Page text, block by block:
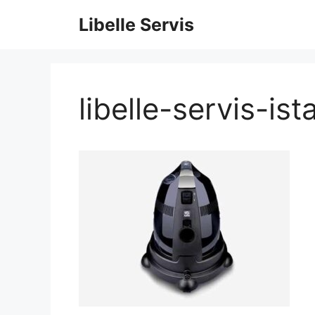
Libelle Servis
libelle-servis-